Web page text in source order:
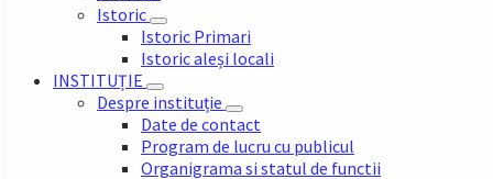
Istoric
Istoric Primari
Istoric aleși locali
INSTITUȚIE
Despre instituție
Date de contact
Program de lucru cu publicul
Organigrama si statul de functii